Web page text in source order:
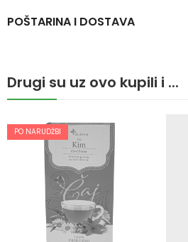
POŠTARINA I DOSTAVA
Drugi su uz ovo kupili i ...
PO NARUDŽBI